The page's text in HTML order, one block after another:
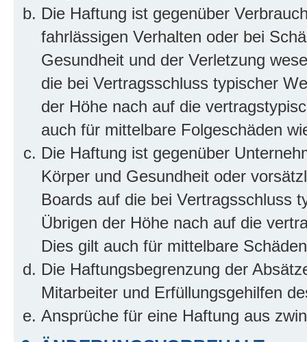
Die Haftung ist gegenüber
fahrlässigen Verhalten oder bei
Gesundheit und der Verletzung
die bei Vertragsschluss typischer
der Höhe nach auf die
auch für mittelbare Folgeschäden
Die Haftung ist gegenüber
Körper und Gesundheit oder
Boards auf die bei Vertragsschluss
Übrigen der Höhe nach auf die
Dies gilt auch für mittelbare
Die Haftungsbegrenzung der
Mitarbeiter und Erfüllungsgehilfen
Ansprüche für eine Haftung aus